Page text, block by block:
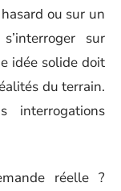
ou sur un
sur
idée solide doit
du terrain.
interrogations
réelle ?